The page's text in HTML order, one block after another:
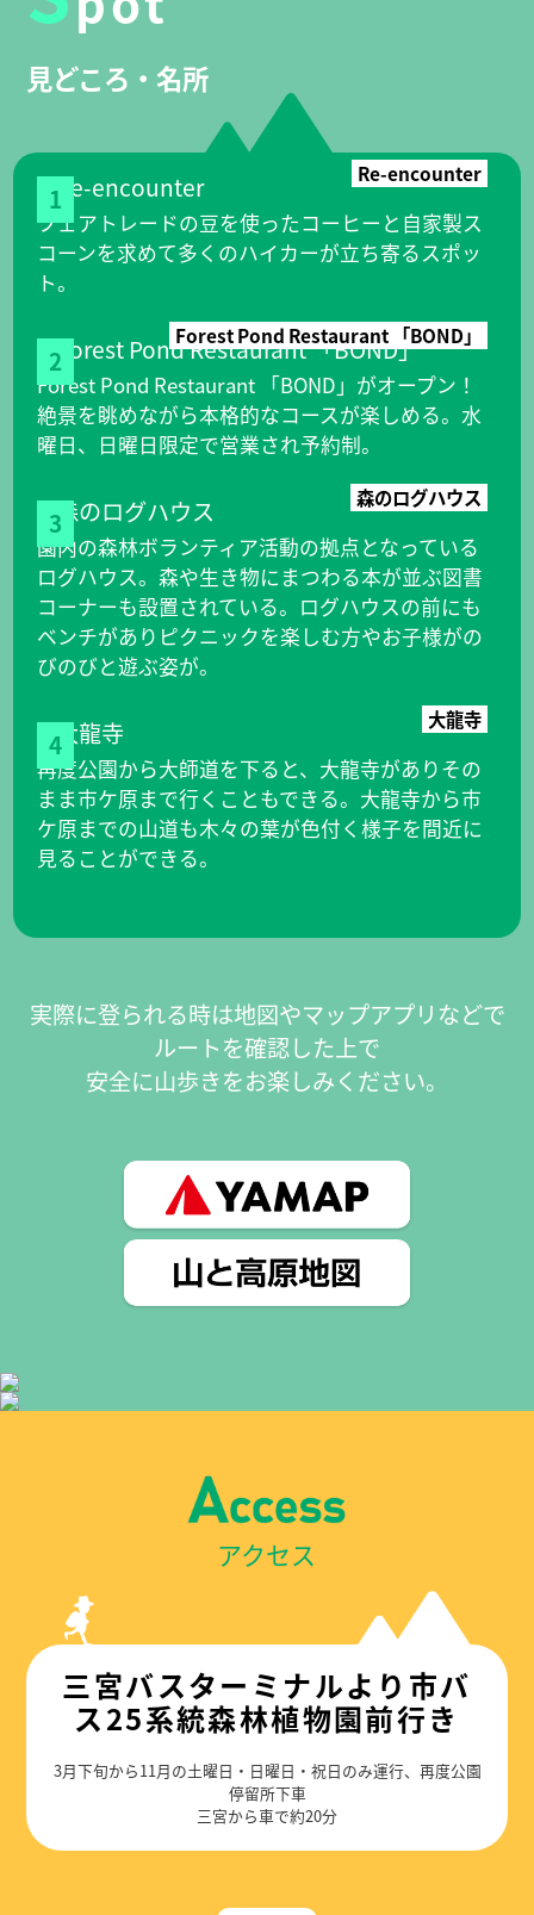
見どころ・名所
1
Re-encounter
フェアトレードの豆を使ったコーヒーと自家製ス
コーンを求めて多くのハイカーが立ち寄るスポッ
ト。
2
Forest Pond Restaurant 「BOND」
Forest Pond Restaurant 「BOND」がオープン！
絶景を眺めながら本格的なコースが楽しめる。水
曜日、日曜日限定で営業され予約制。
3
森のログハウス
園内の森林ボランティア活動の拠点となっている
ログハウス。森や生き物にまつわる本が並ぶ図書
コーナーも設置されている。ログハウスの前にも
ベンチがありピクニックを楽しむ方やお子様がの
びのびと遊ぶ姿が。
4
大龍寺
再度公園から大師道を下ると、大龍寺がありその
まま市ケ原まで行くこともできる。大龍寺から市
ケ原までの山道も木々の葉が色付く様子を間近に
見ることができる。
実際に登られる時は地図やマップアプリなどで
ルートを確認した上で
安全に山歩きをお楽しみください。
アクセス
三宮バスターミナルより市バ
ス25系統森林植物園前行き
3月下旬から11月の土曜日・日曜日・祝日のみ運行、再度公園
停留所下車
三宮から車で約20分